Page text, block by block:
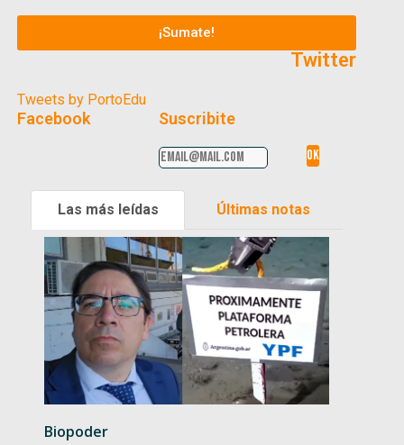
¡Sumate!
Twitter
Tweets by PortoEdu
Facebook Suscribite
Las más leídas Últimas notas
Biopoder